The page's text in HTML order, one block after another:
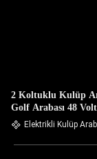
2 Koltuklu Kulüp
Golf Arabası 48
Elektrikli Kulüp